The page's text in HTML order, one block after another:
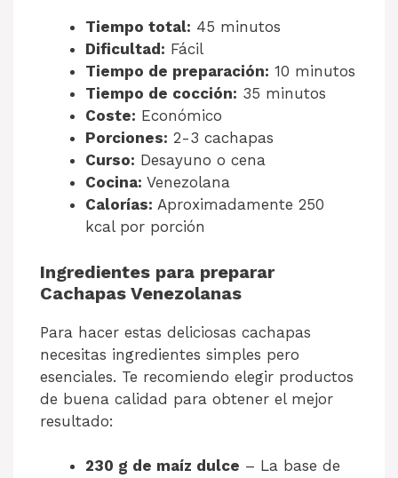
Tiempo total: 45 minutos
Dificultad: Fácil
Tiempo de preparación: 10 minutos
Tiempo de cocción: 35 minutos
Coste: Económico
Porciones: 2-3 cachapas
Curso: Desayuno o cena
Cocina: Venezolana
Calorías: Aproximadamente 250
kcal por porción
Ingredientes para preparar
Cachapas Venezolanas
Para hacer estas deliciosas cachapas
necesitas ingredientes simples pero
esenciales. Te recomiendo elegir productos
de buena calidad para obtener el mejor
resultado:
230 g de maíz dulce – La base de